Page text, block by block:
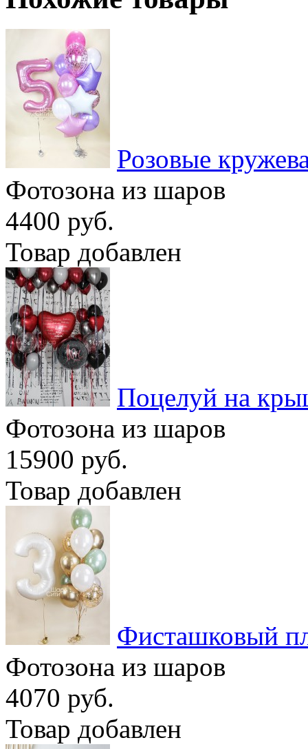
Розовые
Фотозона из шаров
4400 руб.
Товар добавлен
Поцелуй на
Фотозона из шаров
15900 руб.
Товар добавлен
Фисташковый
Фотозона из шаров
4070 руб.
Товар добавлен